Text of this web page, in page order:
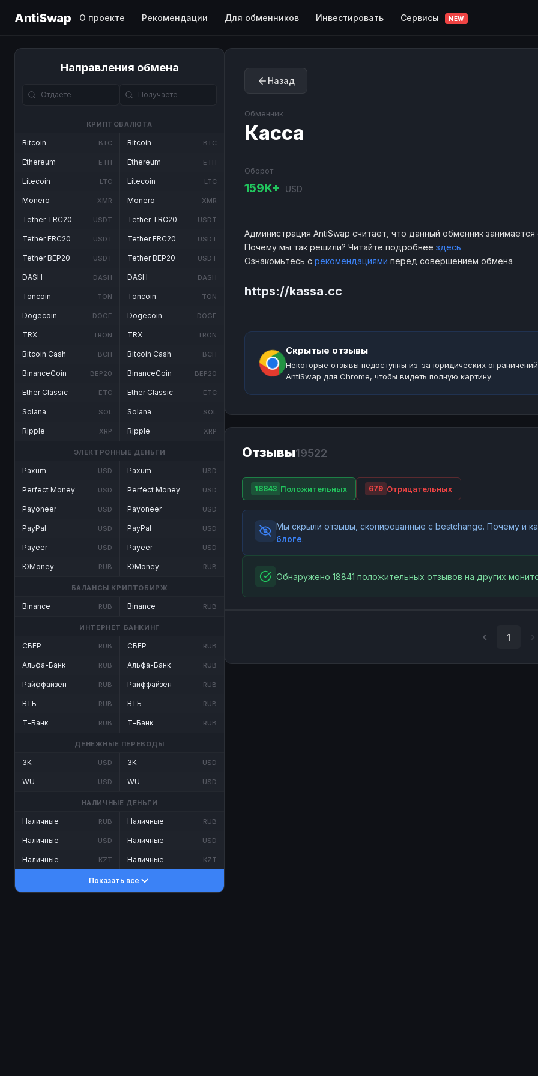
AntiSwap О проекте Рекомендации Для обменников Инвестировать Сервисы NEW
Направления обмена
КРИПТОВАЛЮТА
Bitcoin BTC
Ethereum ETH
Litecoin LTC
Monero XMR
Tether TRC20 USDT
Tether ERC20 USDT
Tether BEP20 USDT
DASH DASH
Toncoin TON
Dogecoin DOGE
TRX TRON
Bitcoin Cash BCH
BinanceCoin BEP20
Ether Classic ETC
Solana SOL
Ripple XRP
Bitcoin BTC
Ethereum ETH
Litecoin LTC
Monero XMR
Tether TRC20 USDT
Tether ERC20 USDT
Tether BEP20 USDT
DASH DASH
Toncoin TON
Dogecoin DOGE
TRX TRON
Bitcoin Cash BCH
BinanceCoin BEP20
Ether Classic ETC
Solana SOL
Ripple XRP
ЭЛЕКТРОННЫЕ ДЕНЬГИ
Paxum USD
Perfect Money USD
Payoneer USD
PayPal USD
Payeer USD
ЮMoney RUB
Paxum USD
Perfect Money USD
Payoneer USD
PayPal USD
Payeer USD
ЮMoney RUB
БАЛАНСЫ КРИПТОБИРЖ
Binance RUB Binance RUB
ИНТЕРНЕТ БАНКИНГ
СБЕР RUB
Альфа-Банк RUB
Райффайзен RUB
ВТБ RUB
Т-Банк RUB
СБЕР RUB
Альфа-Банк RUB
Райффайзен RUB
ВТБ RUB
Т-Банк RUB
ДЕНЕЖНЫЕ ПЕРЕВОДЫ
ЗК USD
WU USD
ЗК USD
WU USD
НАЛИЧНЫЕ ДЕНЬГИ
Наличные RUB
Наличные USD
Наличные KZT
Наличные RUB
Наличные USD
Наличные KZT
Показать все
Назад
Обменник
Касса
Оборот
159K+ USD
Администрация AntiSwap считает, что данный обменник занимается
Почему мы так решили? Читайте подробнее здесь
Ознакомьтесь с рекомендациями перед совершением обмена
https://kassa.cc
Скрытые отзывы
Некоторые отзывы недоступны из-за юридических
AntiSwap для Chrome, чтобы видеть полную картину.
Отзывы19522
18843 Положительных 679 Отрицательных
Мы скрыли отзывы, скопированные с bestchange. Почему и
блоге.
Обнаружено 18841 положительных отзывов на других
1